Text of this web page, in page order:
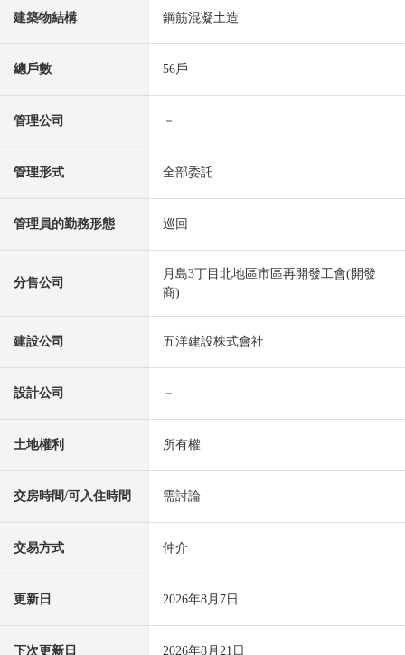
建築物結構 鋼筋混凝土造
總戶數 56戶
管理公司 －
管理形式 全部委託
管理員的勤務形態 巡回
分售公司
月島3丁目北地區市區再開發工會(開發
商)
建設公司 五洋建設株式會社
設計公司 －
土地權利 所有權
交房時間/可入住時間 需討論
交易方式 仲介
更新日 2026年8月7日
下次更新日 2026年8月21日